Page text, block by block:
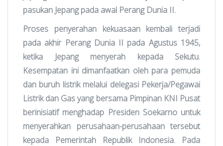
pasukan Jepang pada awal Perang Dunia II.
Proses penyerahan kekuasaan kembali terjadi
pada akhir Perang Dunia II pada Agustus 1945,
ketika Jepang menyerah kepada Sekutu.
Kesempatan ini dimanfaatkan oleh para pemuda
dan buruh listrik melalui delegasi Pekerja/Pegawai
Listrik dan Gas yang bersama Pimpinan KNI Pusat
berinisiatif menghadap Presiden Soekarno untuk
menyerahkan perusahaan-perusahaan tersebut
kepada Pemerintah Republik Indonesia. Pada